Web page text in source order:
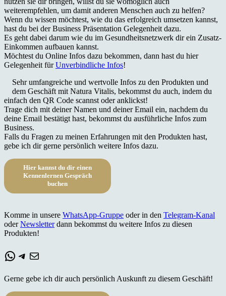
weiterempfehlen, um damit anderen Menschen auch zu helfen?
Wenn du wissen möchtest, wie du das erfolgreich umsetzen kannst,
hast du bei der Business Präsentation Gelegenheit dazu.
Es geht dabei darum wie du im Gesundheitsnetzwerk dir ein Zusatz-
Einkommen aufbauen kannst.
Möchtest du Online Infos dazu bekommen, dann hast du hier
Gelegenheit fürUnverbindliche Infos!
Sehr umfangreiche und wertvolle Infos zu den Produkten und
dem Geschäft mit Natura Vitalis, bekommst du auch, indem du
einfach den QR Code scannst oder anklickst!
Trage dich mit deiner Namen und deiner Email ein, nachdem du
deine Email bestätigt hast, bekommst du ausführliche Infos zum
Business.
Falls du Fragen zu meinen Erfahrungen mit den Produkten hast,
gebe ich dir gerne persönlich weitere Infos dazu.
Hier kannst du dir einen
Kennenlernen Gespräch
buchen
Komme in unsere WhatsApp-Gruppe oder in den Telegram-Kanal
oderNewsletterdann bekommst du weitere Infos zu diesen
Produkten!
WhatsApp
Telegram
E-Mail
Gerne gebe ich dir auch persönlich Auskunft zu diesem Geschäft!